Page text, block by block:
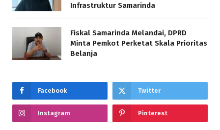
Infrastruktur Samarinda
Fiskal Samarinda Melandai, DPRD
Minta Pemkot Perketat Skala Prioritas
Belanja
Facebook Twitter
Instagram Pinterest